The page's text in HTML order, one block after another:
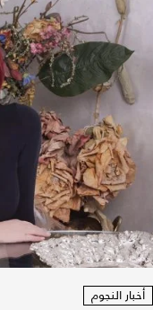
أخبار النجوم